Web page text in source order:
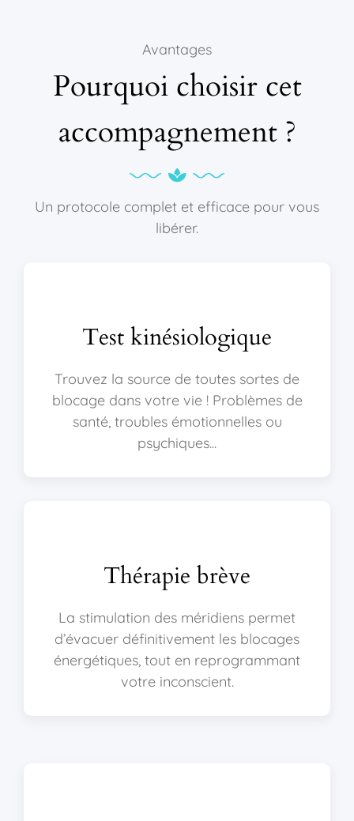
Avantages
Pourquoi choisir cet
accompagnement ?
Un protocole complet et efficace pour vous
libérer.
Test kinésiologique
Trouvez la source de toutes sortes de
blocage dans votre vie ! Problèmes de
santé, troubles émotionnelles ou
psychiques...
Thérapie brève
La stimulation des méridiens permet
d’évacuer définitivement les blocages
énergétiques, tout en reprogrammant
votre inconscient.